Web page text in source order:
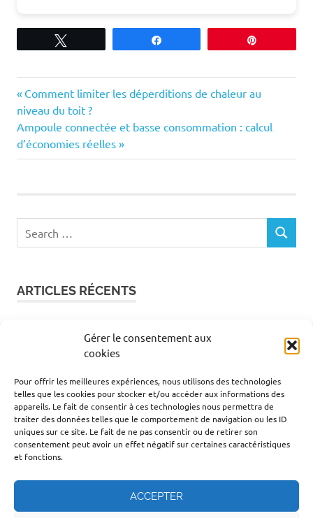
Gérer le consentement aux
cookies
Pour offrir les meilleures expériences, nous utilisons des technologies
telles que les cookies pour stocker et/ou accéder aux informations des
appareils. Le fait de consentir à ces technologies nous permettra de
traiter des données telles que le comportement de navigation ou les ID
uniques sur ce site. Le fait de ne pas consentir ou de retirer son
consentement peut avoir un effet négatif sur certaines caractéristiques
et fonctions.
ACCEPTER
Navigation
de
l’article
Previous
Post:
Comment limiter les déperditions de chaleur au
niveau du toit ?
Next
Post:
Ampoule connectée et basse consommation : calcul
d’économies réelles
for:
SEARCH
ARTICLES RÉCENTS
GDF se tournent vers la geothermie en 2026 ?
Enercoop et géothermie : est-ce vraiment
compatible pour chauffer sa maison de façon
responsable ?
Ekwateur et pompe à chaleur le duo gagnant pour
réduire vraiment sa facture de chauffage
EJP : comprendre cette option tarifaire pour mieux
maîtriser sa facture d’électricité
Heures creuses et pompe à chaleur géothermique :
comment en profiter pour réduire sa facture au
maximum